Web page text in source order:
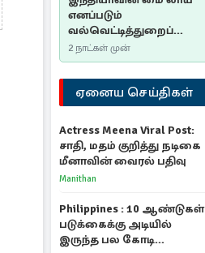
எனப்படும்
வல்வெட்டித்துறைப்
படுகொலை…
2 நாட்கள் முன்
ஏனைய செய்திகள்
Actress Meena Viral Post:
சாதி, மதம் குறித்து நடிகை
மீனாவின் வைரல் பதிவு
Manithan
Philippines : 10 ஆண்டுகள்
படுக்கைக்கு அடியில்
இருந்த பல கோடி